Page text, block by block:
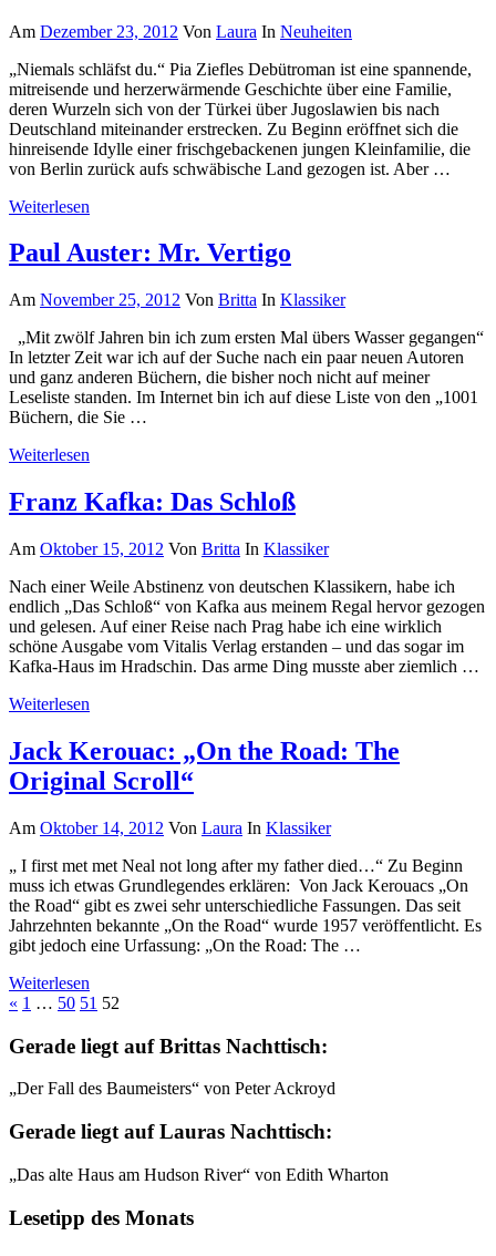
Am Dezember 23, 2012 Von Laura In Neuheiten
„Niemals schläfst du.“ Pia Ziefles Debütroman ist eine spannende,
mitreisende und herzerwärmende Geschichte über eine Familie,
deren Wurzeln sich von der Türkei über Jugoslawien bis nach
Deutschland miteinander erstrecken. Zu Beginn eröffnet sich die
hinreisende Idylle einer frischgebackenen jungen Kleinfamilie, die
von Berlin zurück aufs schwäbische Land gezogen ist. Aber …
Weiterlesen
Paul Auster: Mr. Vertigo
Am November 25, 2012 Von Britta In Klassiker
„Mit zwölf Jahren bin ich zum ersten Mal übers Wasser gegangen“
In letzter Zeit war ich auf der Suche nach ein paar neuen Autoren
und ganz anderen Büchern, die bisher noch nicht auf meiner
Leseliste standen. Im Internet bin ich auf diese Liste von den „1001
Büchern, die Sie …
Weiterlesen
Franz Kafka: Das Schloß
Am Oktober 15, 2012 Von Britta In Klassiker
Nach einer Weile Abstinenz von deutschen Klassikern, habe ich
endlich „Das Schloß“ von Kafka aus meinem Regal hervor gezogen
und gelesen. Auf einer Reise nach Prag habe ich eine wirklich
schöne Ausgabe vom Vitalis Verlag erstanden – und das sogar im
Kafka-Haus im Hradschin. Das arme Ding musste aber ziemlich …
Weiterlesen
Jack Kerouac: „On the Road: The
Original Scroll“
Am Oktober 14, 2012 Von Laura In Klassiker
„ I first met met Neal not long after my father died…“ Zu Beginn
muss ich etwas Grundlegendes erklären: Von Jack Kerouacs „On
the Road“ gibt es zwei sehr unterschiedliche Fassungen. Das seit
Jahrzehnten bekannte „On the Road“ wurde 1957 veröffentlicht. Es
gibt jedoch eine Urfassung: „On the Road: The …
Weiterlesen
Beitragsnavigation
« Vorherige
1 … 50 51 52
Gerade liegt auf Brittas Nachttisch:
„Der Fall des Baumeisters“ von Peter Ackroyd
Gerade liegt auf Lauras Nachttisch:
„Das alte Haus am Hudson River“ von Edith Wharton
Lesetipp des Monats